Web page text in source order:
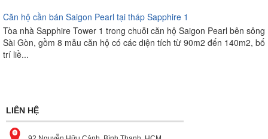
Căn hộ cần bán Saigon Pearl tại tháp Sapphire 1
Tòa nhà Sapphire Tower 1 trong chuỗi căn hộ Saigon Pearl bên sông
Sài Gòn, gồm 8 mẫu căn hộ có các diện tích từ 90m2 đến 140m2, bố
trí liề...
LIÊN HỆ